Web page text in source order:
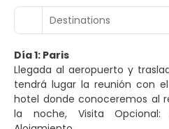
Destinations
Día 1: Paris
Llegada al aeropuerto y
tendrá lugar la reunión con
hotel donde conoceremos al
la noche, Visita Opcional: